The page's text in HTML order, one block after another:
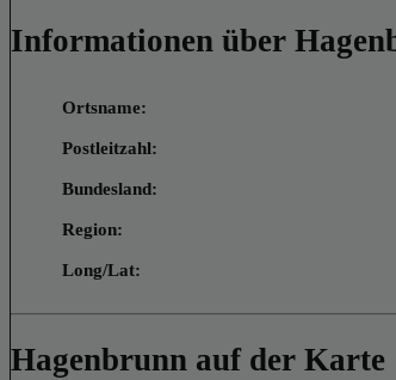
Informationen über
Ortsname:
Postleitzahl:
Bundesland:
Region:
Long/Lat:
Hagenbrunn auf der Karte